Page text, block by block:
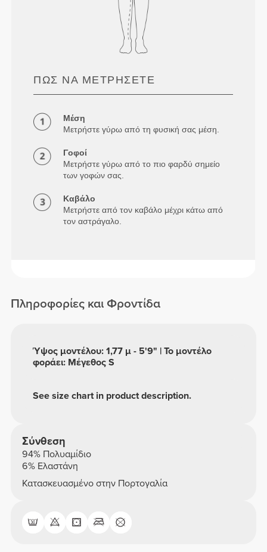
ΠΏΣ ΝΑ ΜΕΤΡΉΣΕΤΕ
Μέση
Μετρήστε γύρω από τη φυσική σας μέση.
Γοφοί
Μετρήστε γύρω από το πιο φαρδύ σημείο
των γοφών σας.
Καβάλο
Μετρήστε από τον καβάλο μέχρι κάτω από
τον αστράγαλο.
Πληροφορίες και Φροντίδα
See size chart in product description.
Ύψος μοντέλου: 1,77 μ - 5'9" | Το μοντέλο
φοράει: Μέγεθος S
Σύνθεση
94% Πολυαμίδιο
6% Ελαστάνη
Κατασκευασμένο στην Πορτογαλία